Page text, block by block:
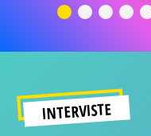
significato
INTERVISTE